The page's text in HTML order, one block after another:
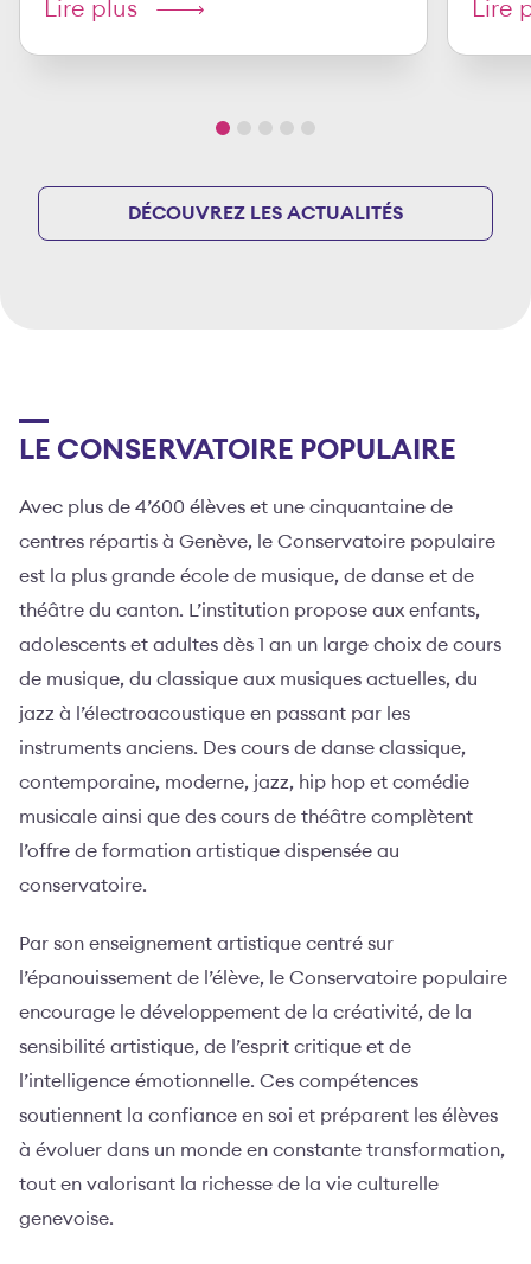
Lire plus Lire
DÉCOUVREZ LES ACTUALITÉS
LE CONSERVATOIRE POPULAIRE
Avec plus de 4’600 élèves et une cinquantaine de
centres répartis à Genève, le Conservatoire populaire
est la plus grande école de musique, de danse et de
théâtre du canton. L’institution propose aux enfants,
adolescents et adultes dès 1 an un large choix de cours
de musique, du classique aux musiques actuelles, du
jazz à l’électroacoustique en passant par les
instruments anciens. Des cours de danse classique,
contemporaine, moderne, jazz, hip hop et comédie
musicale ainsi que des cours de théâtre complètent
l’offre de formation artistique dispensée au
conservatoire.
Par son enseignement artistique centré sur
l’épanouissement de l’élève, le Conservatoire populaire
encourage le développement de la créativité, de la
sensibilité artistique, de l’esprit critique et de
l’intelligence émotionnelle. Ces compétences
soutiennent la confiance en soi et préparent les élèves
à évoluer dans un monde en constante transformation,
tout en valorisant la richesse de la vie culturelle
genevoise.